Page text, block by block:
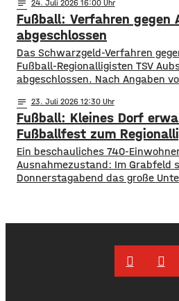
Minuten köpfte Neuzugang
Heimmannschaft zum 1:0. In der
Ausgleich für die Löwen. Noch
notes 24. Juli 2026 16:00
Fußball: Verfahren
abgeschlossen
Das Schwarzgeld-Verfahren
Fußball-Regionalligisten TSV
abgeschlossen. Nach Angaben
Verantwortliche verurteilt. Das
verhängte jeweils ein Jahr
sowie zusätzliche Geldstrafen in
einer Million Euro. Die Ermittler
Spieler und Trainer zwischen
notes 23. Juli 2026 12:30
Fußball: Kleines Dorf
Fußballfest zum
Ein beschauliches 740-
Ausnahmezustand: Im Grabfeld
Donnerstagabend das große
3.000 Fans in die NGN-Arena